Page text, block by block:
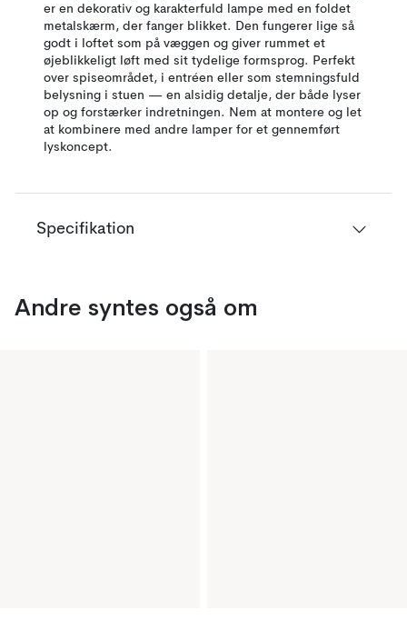
er en dekorativ og karakterfuld lampe med en foldet
metalskærm, der fanger blikket. Den fungerer lige så
godt i loftet som på væggen og giver rummet et
øjeblikkeligt løft med sit tydelige formsprog. Perfekt
over spiseområdet, i entréen eller som stemningsfuld
belysning i stuen — en alsidig detalje, der både lyser
op og forstærker indretningen. Nem at montere og let
at kombinere med andre lamper for et gennemført
lyskoncept.
Specifikation
Andre syntes også om